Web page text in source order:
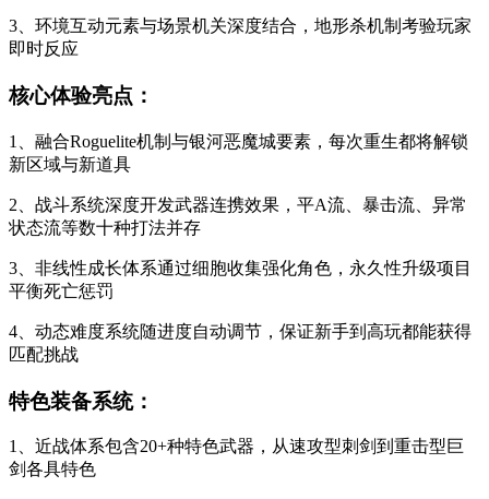
3、环境互动元素与场景机关深度结合，地形杀机制考验玩家
即时反应
核心体验亮点：
1、融合Roguelite机制与银河恶魔城要素，每次重生都将解锁
新区域与新道具
2、战斗系统深度开发武器连携效果，平A流、暴击流、异常
状态流等数十种打法并存
3、非线性成长体系通过细胞收集强化角色，永久性升级项目
平衡死亡惩罚
4、动态难度系统随进度自动调节，保证新手到高玩都能获得
匹配挑战
特色装备系统：
1、近战体系包含20+种特色武器，从速攻型刺剑到重击型巨
剑各具特色